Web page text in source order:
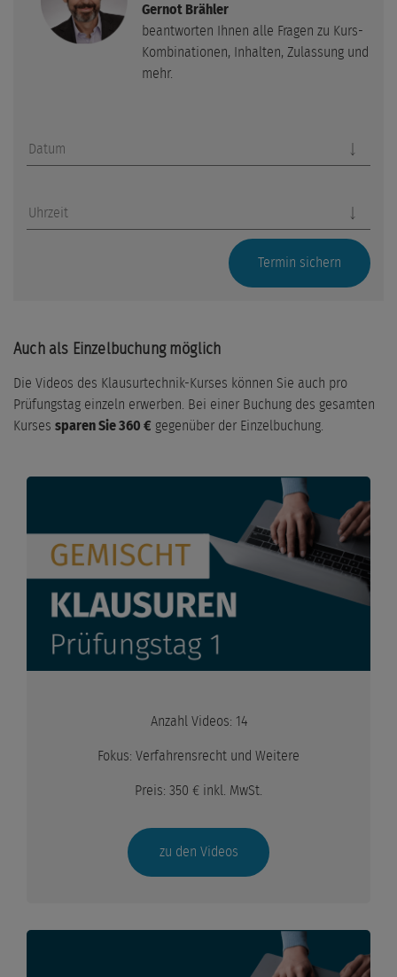
Bewertung und Begünstigung von Betriebsvermögen und
von nicht notierten Anteilen an Kapitalgesellschaften
Vorsteuerabzug und -berichtigung
Reihengeschäfte
Leistungen zwischen Gesellschafter und Gesellschaft
ErbSt Teil der Steuerberaterprüfung 2016
Bilanzierung von Immateriellen Vermögensgegenstände
Bilanzierung von Beteiligungen
Bilanzierung von Sachanlagevermögen
Bilanzierung von Umlaufvermögen (Waren und Forderungen)
Bilanzierung von Rückstellungen
Bilanzierung von Verbindlichkeiten und
Bewertungseinheiten
Bilanzberichtigungen und Behandlung Betriebsprüfungen
Gesellschaftereintritt, -austritt, -wechsel
Gründung von Personengesellschaften
Verschmelzung von Kapitalgesellschaften
Gernot Brähler
beantworten Ihnen alle Fragen zu Kurs-
Kombinationen, Inhalten, Zulassung und
mehr.
Datum
Uhrzeit
Nachname
E-Mail
Telefon
Termin sichern
Auch als Einzelbuchung möglich
Die Videos des Klausurtechnik-Kurses können Sie auch pro
Prüfungstag einzeln erwerben. Bei einer Buchung des gesamten
Kurses sparen Sie 360 € gegenüber der Einzelbuchung.
Anzahl Videos: 14
Fokus: Verfahrensrecht und Weitere
Preis: 350 € inkl. MwSt.
zu den Videos